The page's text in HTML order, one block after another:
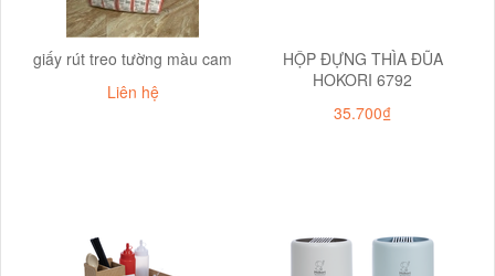
giấy rút treo tường màu cam
Liên hệ
HỘP ĐỰNG THÌA ĐŨA
HOKORI 6792
35.700₫